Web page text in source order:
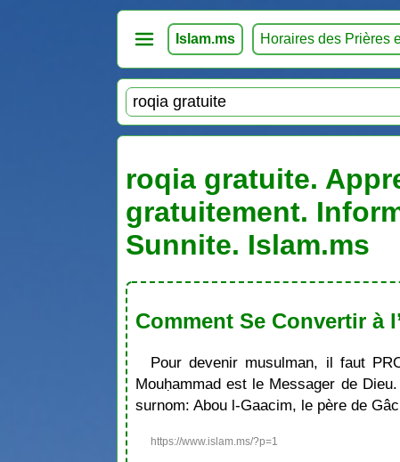
Islam.ms Horaires des Prières
roqia gratuite.
gratuitement.
Sunnite. Islam.ms
Comment Se Convertir à
Pour devenir musulman, il faut
Mouḥammad est le Messager de
surnom: Abou l-Gaacim, le père de
https://www.islam.ms/?p=1